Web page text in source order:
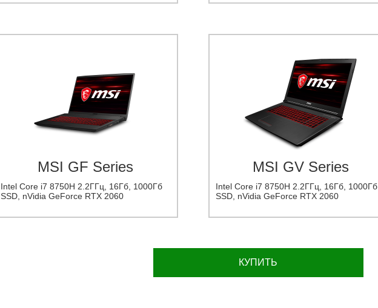
MSI GF Series
Intel Core i7 8750H 2.2ГГц, 16Гб, 1000Гб
SSD, nVidia GeForce RTX 2060
MSI GV Series
Intel Core i7 8750H 2.2ГГц, 16Гб, 1000Гб
SSD, nVidia GeForce RTX 2060
КУПИТЬ